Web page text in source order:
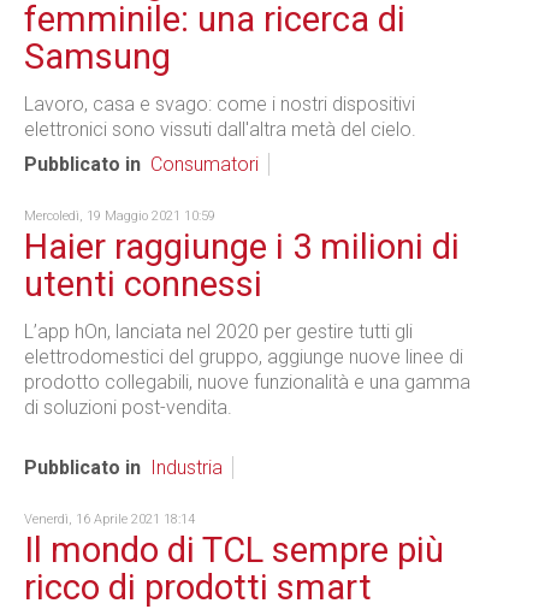
femminile: una ricerca di
Samsung
Lavoro, casa e svago: come i nostri dispositivi
elettronici sono vissuti dall'altra metà del cielo.
Pubblicato in Consumatori
Mercoledì, 19 Maggio 2021 10:59
Haier raggiunge i 3 milioni di
utenti connessi
L’app hOn, lanciata nel 2020 per gestire tutti gli
elettrodomestici del gruppo, aggiunge nuove linee di
prodotto collegabili, nuove funzionalità e una gamma
di soluzioni post-vendita.
Pubblicato in Industria
Venerdì, 16 Aprile 2021 18:14
Il mondo di TCL sempre più
ricco di prodotti smart